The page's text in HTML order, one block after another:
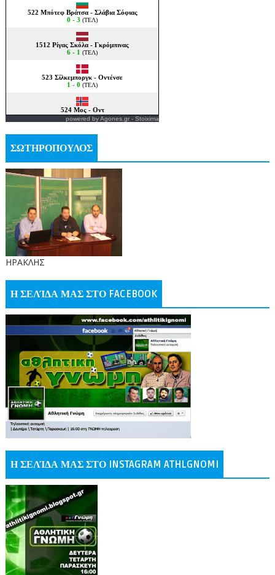
powered byAgones.gr- Stoixima
ΣΩΤΗΡΟΠΟΥΛΟΣ
ΗΡΑΚΛΗΣ
Η ΣΕΛΊΔΑ ΜΑΣ ΣΤΟ FACEBOOK
Η ΣΕΛΊΔΑ ΜΑΣ ΣΤΟ INSTAGRAM ATHLGNOMI